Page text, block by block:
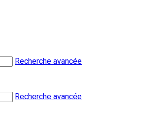
Recherche avancée
Recherche avancée